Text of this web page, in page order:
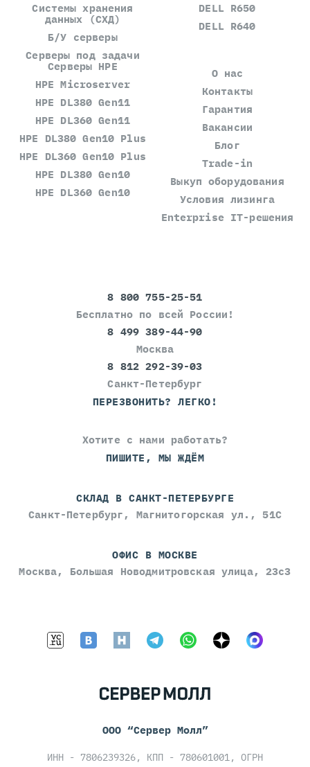
Системы хранения
данных (СХД)
Б/У серверы
Серверы под задачи
DELL R650
DELL R640
Серверы HPE
HPE Microserver
HPE DL380 Gen11
HPE DL360 Gen11
HPE DL380 Gen10 Plus
HPE DL360 Gen10 Plus
HPE DL380 Gen10
HPE DL360 Gen10
О нас
Контакты
Гарантия
Вакансии
Блог
Trade-in
Выкуп оборудования
Условия лизинга
Enterprise IT-решения
8 800 755-25-51
Бесплатно по всей России!
8 499 389-44-90
Москва
8 812 292-39-03
Санкт-Петербург
ПЕРЕЗВОНИТЬ? ЛЕГКО!
Хотите с нами работать?
ПИШИТЕ, МЫ ЖДЁМ
СКЛАД В САНКТ-ПЕТЕРБУРГЕ
Санкт-Петербург, Магнитогорская ул., 51С
ОФИС В МОСКВЕ
Москва, Большая Новодмитровская улица, 23с3
ООО “Сервер Молл”
ИНН - 7806239326, КПП - 780601001, ОГРН